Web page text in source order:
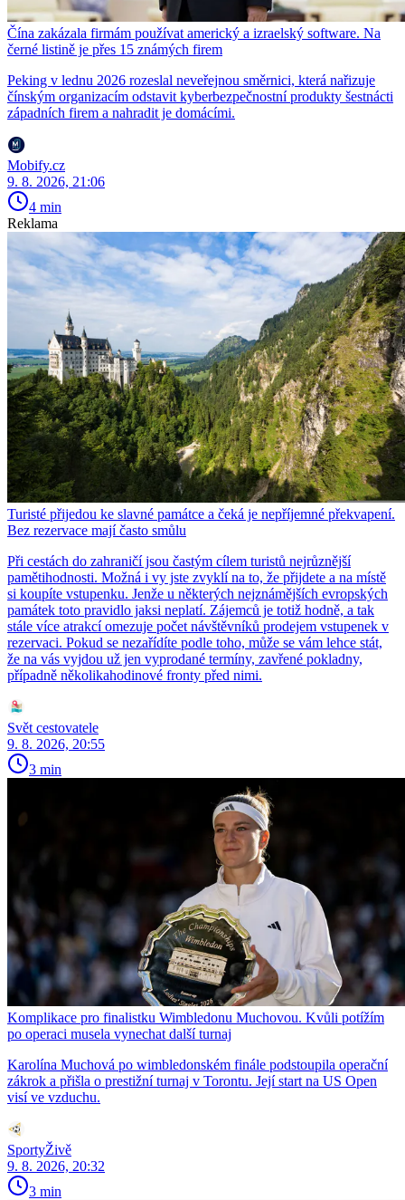
Čína zakázala firmám používat americký a izraelský software. Na
černé listině je přes 15 známých firem
Peking v lednu 2026 rozeslal neveřejnou směrnici, která nařizuje
čínským organizacím odstavit kyberbezpečnostní produkty šestnácti
západních firem a nahradit je domácími.
Mobify.cz
9. 8. 2026, 21:06
4 min
Reklama
Turisté přijedou ke slavné památce a čeká je nepříjemné překvapení.
Bez rezervace mají často smůlu
Při cestách do zahraničí jsou častým cílem turistů nejrůznější
pamětihodnosti. Možná i vy jste zvyklí na to, že přijdete a na místě
si koupíte vstupenku. Jenže u některých nejznámějších evropských
památek toto pravidlo jaksi neplatí. Zájemců je totiž hodně, a tak
stále více atrakcí omezuje počet návštěvníků prodejem vstupenek v
rezervaci. Pokud se nezařídíte podle toho, může se vám lehce stát,
že na vás vyjdou už jen vyprodané termíny, zavřené pokladny,
případně několikahodinové fronty před nimi.
Svět cestovatele
9. 8. 2026, 20:55
3 min
Komplikace pro finalistku Wimbledonu Muchovou. Kvůli potížím
po operaci musela vynechat další turnaj
Karolína Muchová po wimbledonském finále podstoupila operační
zákrok a přišla o prestižní turnaj v Torontu. Její start na US Open
visí ve vzduchu.
SportyŽivě
9. 8. 2026, 20:32
3 min